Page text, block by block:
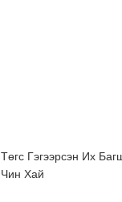
Төгс Гэгээрсэн Их
Чин Хай